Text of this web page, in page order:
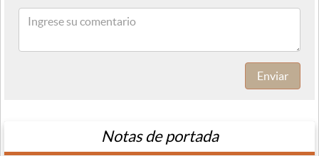
Enviar
Notas de portada